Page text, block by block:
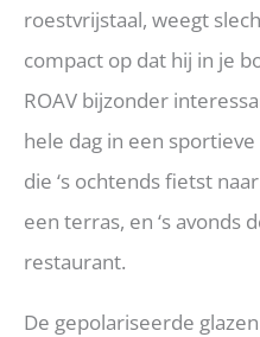
roestvrijstaal, weegt
compact op dat hij in je
ROAV bijzonder
hele dag in een
die ‘s ochtends fietst
een terras, en ‘s avonds
restaurant.
De gepolariseerde